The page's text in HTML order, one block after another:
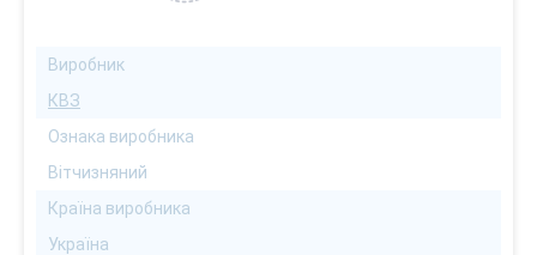
Виробник
КВЗ
Ознака виробника
Вітчизняний
Країна виробника
Україна